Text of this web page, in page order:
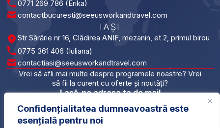
Confidențialitatea dumneavoastră este
esențială pentru noi
0771 269 786 (Erika)
contactbucuresti@seeusworkandtravel.com
IAȘI​
Str Sărărie nr 16, Clădirea ANIF, mezanin, et 2, primul birou
0775 361 406 (Iuliana)
contactiasi@seeusworkandtravel.com
Vrei să afli mai multe despre programele noastre? Vrei
să fii la curent cu oferte și noutăți?
Lasă-ne adresa ta de mail